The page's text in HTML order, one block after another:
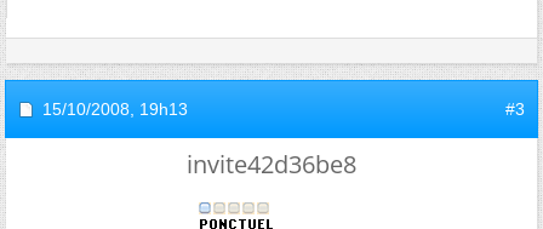
15/10/2008, 19h13 #3
invite42d36be8